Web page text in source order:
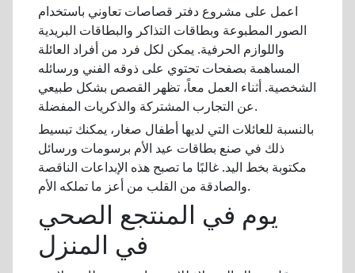
اعمل على مشروع دفتر قصاصات تعاوني باستخدام
الصور المطبوعة وبطاقات التذاكر والبطاقات البريدية
واللوازم الحرفية. يمكن لكل فرد من أفراد العائلة
المساهمة بصفحات تحتوي على ذوقه الفني ورسائله
الشخصية. أثناء العمل معاً، تظهر القصص بشكل طبيعي
عن التجارب المشتركة والذكريات المفضلة.
بالنسبة للعائلات التي لديها أطفال صغار، يمكنك تبسيط
ذلك في صنع بطاقات عيد الأم برسومات ورسائل
مكتوبة بخط اليد. غالبًا ما تصبح هذه الإبداعات الناقصة
والصادقة من القلب من أعز ما تملكه الأم.
يوم في المنتجع الصحي
في المنزل